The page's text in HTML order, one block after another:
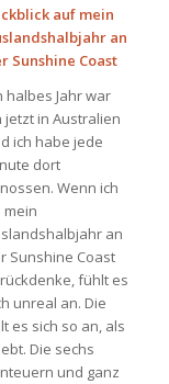
auf mein
an
Sunshine Coast
halbes Jahr war
jetzt in Australien
ich habe jede
dort
Wenn ich
mein
an
Sunshine Coast
fühlt es
unreal an. Die
es sich so an, als
Die sechs
und ganz